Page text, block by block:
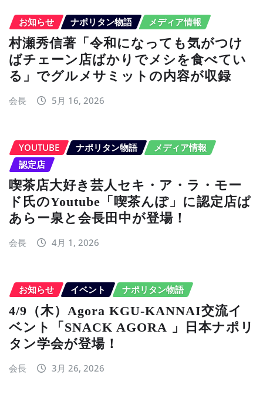
お知らせ ナポリタン物語 メディア情報
村瀬秀信著「令和になっても気がつけ
ばチェーン店ばかりでメシを食べてい
る」でグルメサミットの内容が収録
会長 5月 16, 2026
YOUTUBE ナポリタン物語
メディア情報
認定店
喫茶店大好き芸人セキ・ア・ラ・モー
ド氏のYoutube「喫茶んぽ」に認定店ぱ
あらー泉と会長田中が登場！
会長 4月 1, 2026
お知らせ イベント ナポリタン物語
4/9（木）Agora KGU-KANNAI交流イ
ベント「SNACK AGORA 」日本ナポリ
タン学会が登場！
会長 3月 26, 2026